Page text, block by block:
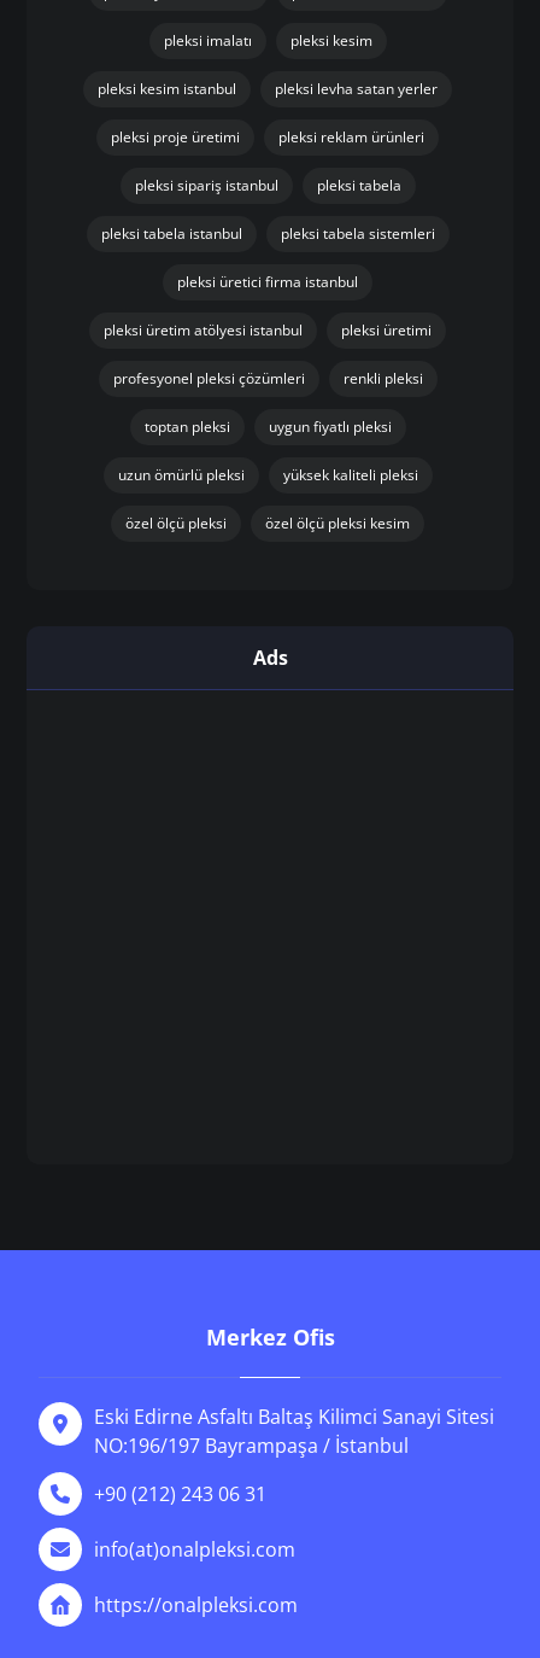
pleksi imalatı pleksi kesim
pleksi kesim istanbul pleksi levha satan yerler
pleksi proje üretimi pleksi reklam ürünleri
pleksi sipariş istanbul pleksi tabela
pleksi tabela istanbul pleksi tabela sistemleri
pleksi üretici firma istanbul
pleksi üretim atölyesi istanbul pleksi üretimi
profesyonel pleksi çözümleri renkli pleksi
toptan pleksi uygun fiyatlı pleksi
uzun ömürlü pleksi yüksek kaliteli pleksi
özel ölçü pleksi özel ölçü pleksi kesim
Ads
Merkez Ofis
Eski Edirne Asfaltı Baltaş Kilimci Sanayi Sitesi
NO:196/197 Bayrampaşa / İstanbul
+90 (212) 243 06 31
info(at)onalpleksi.com
https://onalpleksi.com